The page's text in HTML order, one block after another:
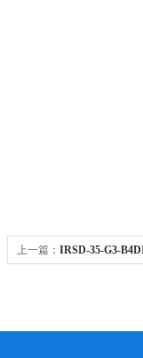
上一篇： IRSD-35-G3-